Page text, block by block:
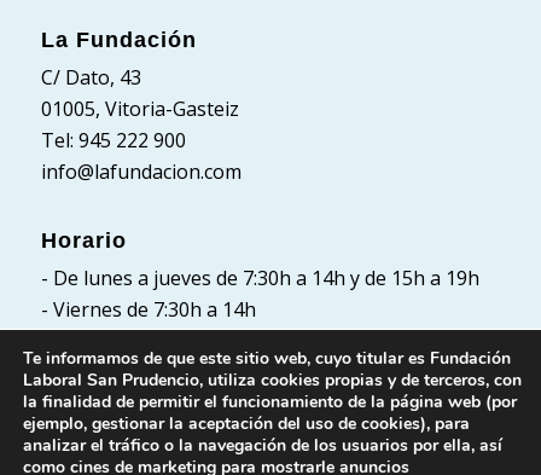
La Fundación
C/ Dato, 43
01005, Vitoria-Gasteiz
Tel: 945 222 900
info@lafundacion.com
Horario
- De lunes a jueves de 7:30h a 14h y de 15h a 19h
- Viernes de 7:30h a 14h
Políticas
Política de Privacidad
Te informamos de que este sitio web, cuyo titular es Fundación
Laboral San Prudencio, utiliza cookies propias y de terceros, con
la finalidad de permitir el funcionamiento de la página web (por
ejemplo, gestionar la aceptación del uso de cookies), para
analizar el tráfico o la navegación de los usuarios por ella, así
como cines de marketing para mostrarle anuncios